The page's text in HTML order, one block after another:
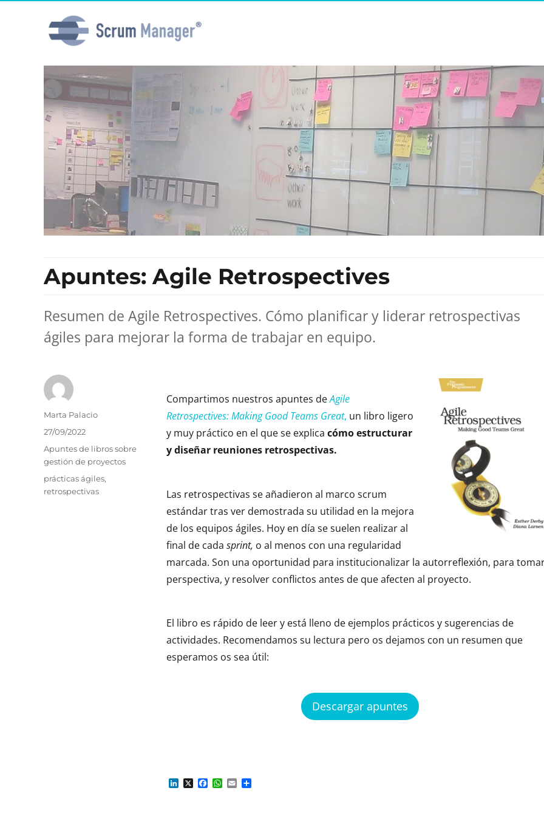
Apuntes: Agile Retrospectives
Resumen de Agile Retrospectives. Cómo planificar y liderar retrospectivas
ágiles para mejorar la forma de trabajar en equipo.
Compartimos nuestros apuntes deAgile
Retrospectives: Making Good Teams Great, un libro ligero
y muy práctico en el que se explica cómo estructurar
y diseñar reuniones retrospectivas.
Las retrospectivas se añadieron al marco scrum
estándar tras ver demostrada su utilidad en la mejora
de los equipos ágiles. Hoy en día se suelen realizar al
final de cada sprint, o al menos con una regularidad
marcada. Son una oportunidad para institucionalizar la autorreflexión, para
perspectiva, y resolver conflictos antes de que afecten al proyecto.
El libro es rápido de leer y está lleno de ejemplos prácticos y sugerencias de
actividades. Recomendamos su lectura pero os dejamos con un resumen que
esperamos os sea útil:
Descargar apuntes
L X F W E C
Autor
Marta Palacio
Publicado
27/09/2022
Categorías
Apuntes de libros sobre
gestión de proyectos
Etiquetas
prácticas ágiles,
retrospectivas